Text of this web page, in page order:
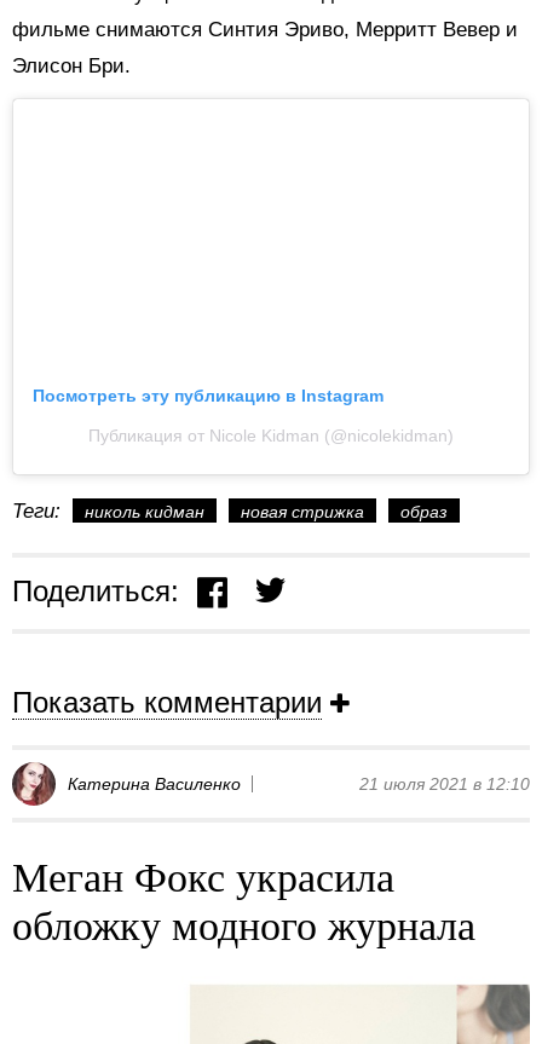
фильме снимаются Синтия Эриво, Мерритт Вевер и
Элисон Бри.
Посмотреть эту публикацию в Instagram
Публикация от Nicole Kidman (@nicolekidman)
Теги: николь кидман новая стрижка образ
Поделиться:
Показать комментарии
Катерина Василенко 21 июля 2021 в 12:10
Меган Фокс украсила
обложку модного журнала